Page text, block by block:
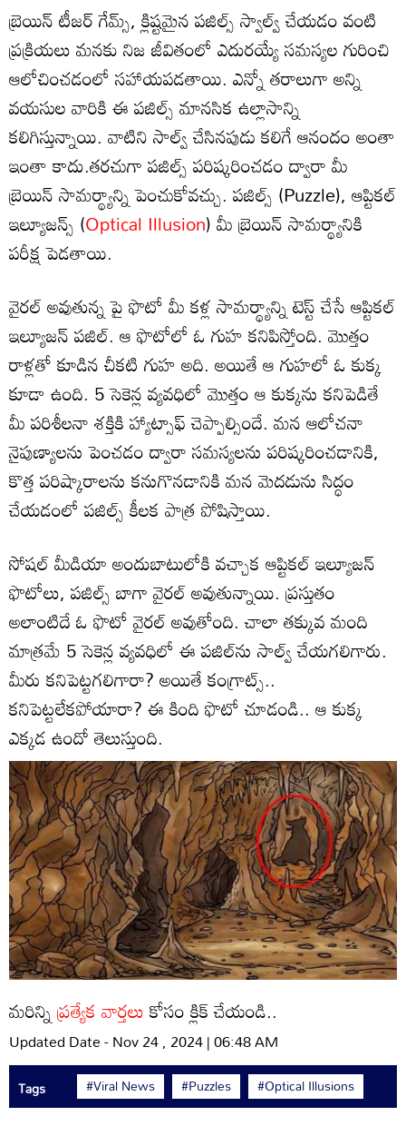
బ్రెయిన్ టీజర్ గేమ్స్, క్లిష్టమైన పజిల్స్ స్వాల్వ్ చేయడం వంటి
ప్రక్రియలు మనకు నిజ జీవితంలో ఎదురయ్యే సమస్యల గురించి
ఆలోచించడంలో సహాయపడతాయి. ఎన్నో తరాలుగా అన్ని
వయసుల వారికి ఈ పజిల్స్ మానసిక ఉల్లాసాన్ని
కలిగిస్తున్నాయి. వాటిని సాల్వ్ చేసినపుడు కలిగే ఆనందం అంతా
ఇంతా కాదు.తరచుగా పజిల్స్ పరిష్కరించడం ద్వారా మీ
బ్రెయిన్ సామర్థ్యాన్ని పెంచుకోవచ్చు. పజిల్స్ (Puzzle), ఆప్టికల్
ఇల్యూజన్స్ (Optical Illusion) మీ బ్రెయిన్ సామర్థ్యానికి
పరీక్ష పెడతాయి.
వైరల్ అవుతున్న పై ఫొటో మీ కళ్ల సామర్థ్యాన్ని టెస్ట్‌ చేసే ఆప్టికల్
ఇల్యూజన్ పజిల్‌. ఆ ఫొటోలో ఓ గుహ కనిపిస్తోంది. మొత్తం
రాళ్లతో కూడిన చీకటి గుహ అది. అయితే ఆ గుహలో ఓ కుక్క
కూడా ఉంది. 5 సెకెన్ల వ్యవధిలో మొత్తం ఆ కుక్కను కనిపెడితే
మీ పరిశీలనా శక్తికి హ్యాట్సాఫ్ చెప్పాల్సిందే. మన ఆలోచనా
నైపుణ్యాలను పెంచడం ద్వారా సమస్యలను పరిష్కరించడానికి,
కొత్త పరిష్కారాలను కనుగొనడానికి మన మెదడును సిద్ధం
చేయడంలో పజిల్స్ కీలక పాత్ర పోషిస్తాయి.
సోషల్ మీడియా అందుబాటులోకి వచ్చాక ఆప్టికల్ ఇల్యూజన్
ఫొటోలు, పజిల్స్ బాగా వైరల్ అవుతున్నాయి. ప్రస్తుతం
అలాంటిదే ఓ ఫొటో వైరల్ అవుతోంది. చాలా తక్కువ మంది
మాత్రమే 5 సెకెన్ల వ్యవధిలో ఈ పజిల్‌ను సాల్వ్ చేయగలిగారు.
మీరు కనిపెట్టగలిగారా? అయితే కంగ్రాట్స్..
కనిపెట్టలేకపోయారా? ఈ కింది ఫొటో చూడండి.. ఆ కుక్క
ఎక్కడ ఉందో తెలుస్తుంది.
మరిన్నిప్రత్యేక వార్తలుకోసం క్లిక్ చేయండి..
Updated Date - Nov 24 , 2024 | 06:48 AM
Tags #Viral News #Puzzles #Optical Illusions